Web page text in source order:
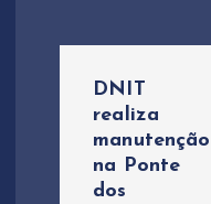
DNIT
realiza
manutenção
na Ponte
dos